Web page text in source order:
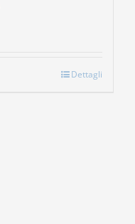
Dettagli